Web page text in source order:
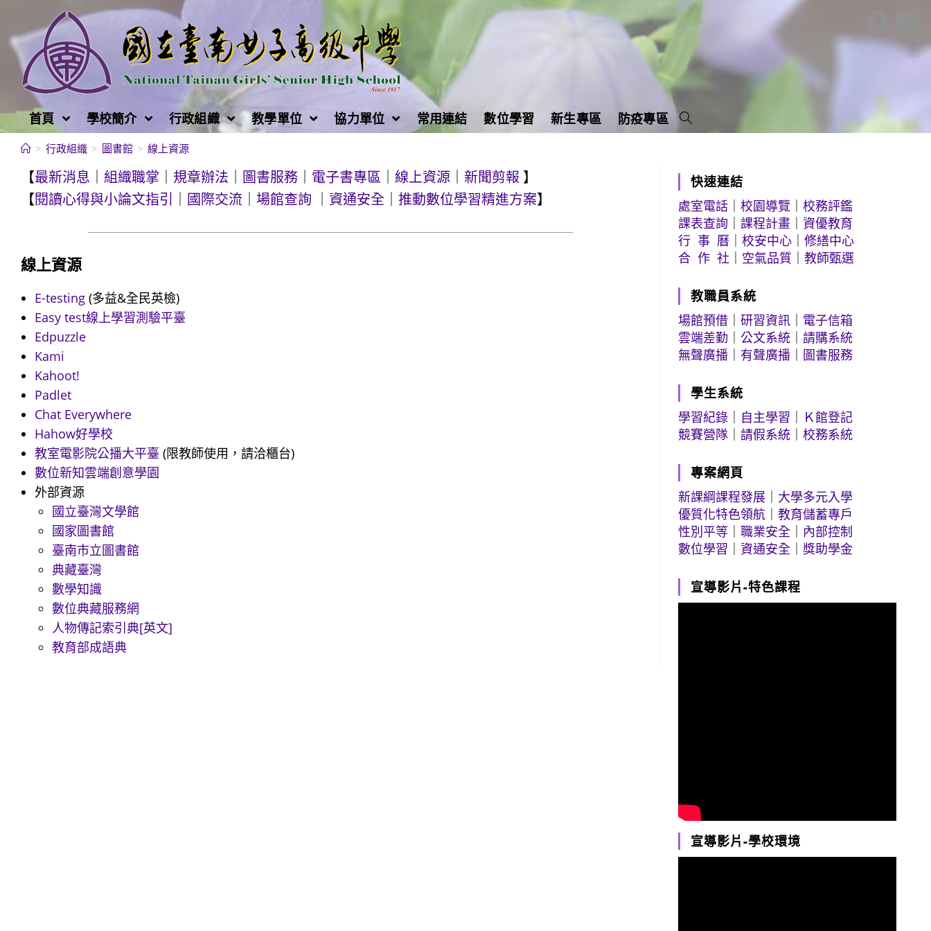
至
容
首頁 學校簡介 行政組織 教學單位 協力單位 常用連結 數位學習 新生專區 防疫專區
> 行政組織 > 圖書館 > 線上資源
【最新消息 組織職掌 規章辦法 圖書服務 電子書專區 線上資源 新聞剪報 】
【閱讀心得與小論文指引 國際交流 場館查詢 資通安全 推動數位學習精進方案】
線上資源
E-testing (多益&全民英檢)
Easy test線上學習測驗平臺
Edpuzzle
Kami
Kahoot!
Padlet
Chat Everywhere
Hahow好學校
教室電影院公播大平臺 (限教師使用，請洽櫃台)
數位新知雲端創意學園
外部資源
國立臺灣文學館
國家圖書館
臺南市立圖書館
典藏臺灣
數學知識
數位典藏服務網
人物傳記索引典[英文]
教育部成語典
快速連結
處室電話 ｜校園導覽 ｜校務評鑑
課表查詢 ｜課程計畫 ｜資優教育
行 事 曆 ｜校安中心 ｜修繕中心
合 作 社
空氣品質 ｜教師甄選
教職員系統
場館預借 ｜研習資訊
電子信箱
雲端差勤 ｜公文系統 ｜請購系統
無聲廣播
有聲廣播 圖書服務
學生系統
學習紀錄
自主學習
Ｋ館登記
競賽營隊 ｜請假系統 ｜校務系統
專案網頁
新課綱課程發展
大學多元入學
優質化特色領航 ｜教育儲蓄專戶
性別平等 ｜職業安全
內部控制
數位學習 ｜資通安全 ｜獎助學金
宣導影片-特色課程
宣導影片-學校環境